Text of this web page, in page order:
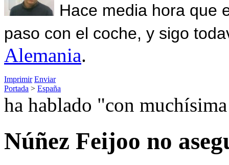
Hace media hora que
paso con el coche, y sigo
Alemania.
Imprimir Enviar
Portada > España
ha hablado "con
Núñez Feijoo no